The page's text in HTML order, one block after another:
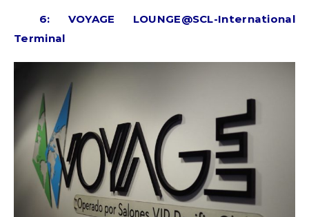
6: VOYAGE LOUNGE@SCL-International
Terminal